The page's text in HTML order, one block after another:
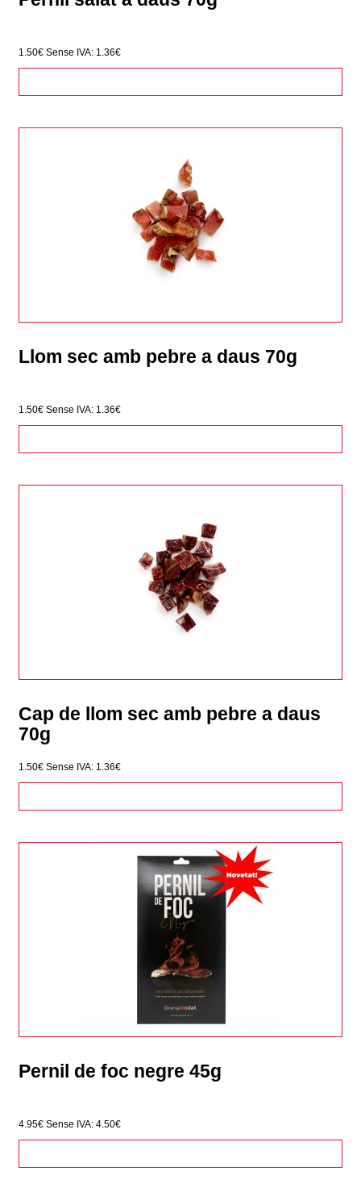
1.50€ Sense IVA: 1.36€
Llom sec amb pebre a daus 70g
1.50€ Sense IVA: 1.36€
Cap de llom sec amb pebre a daus
70g
1.50€ Sense IVA: 1.36€
Pernil de foc negre 45g
4.95€ Sense IVA: 4.50€